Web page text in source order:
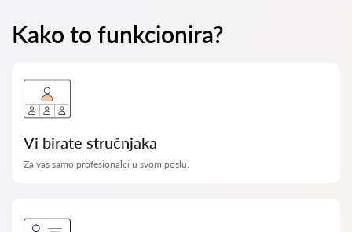
Kako to funkcionira?
Vi birate stručnjaka
Za vas samo profesionalci u svom poslu.